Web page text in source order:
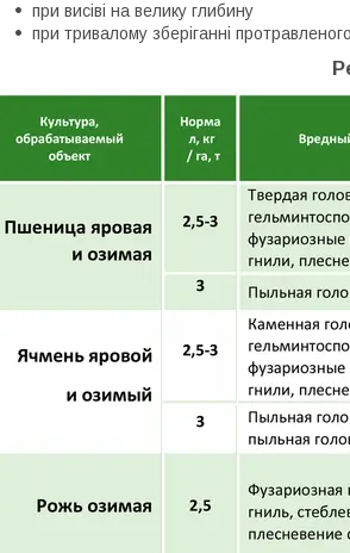
при висіві на велику глибину
при тривалому зберіганні